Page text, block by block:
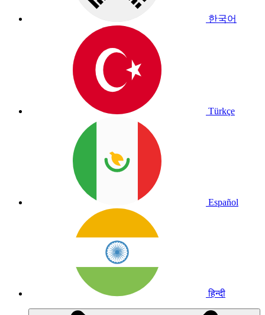
한국어
Türkçe
Español
हिन्दी